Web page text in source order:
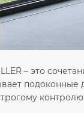
– это
подоконные